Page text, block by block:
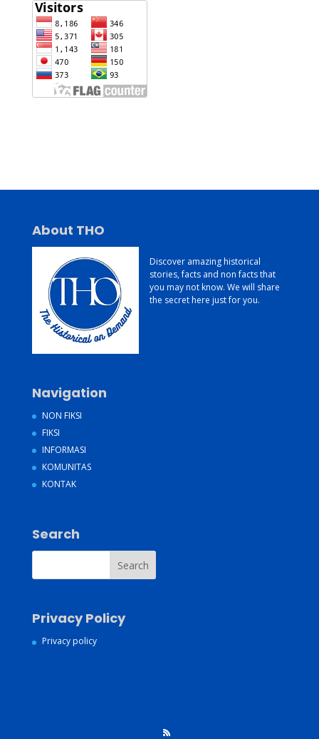
About THO
Discover amazing historical
stories, facts and non facts that
you may not know. We will share
the secret here just for you.
Navigation
NON FIKSI
FIKSI
INFORMASI
KOMUNITAS
KONTAK
Search
Privacy Policy
Privacy policy